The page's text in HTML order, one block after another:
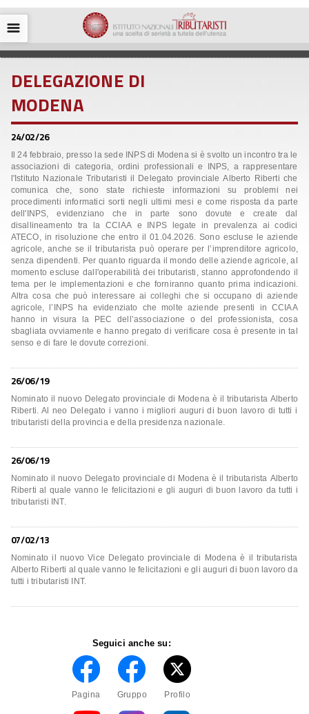
☰
DELEGAZIONE DI
MODENA
24/02/26
Il 24 febbraio, presso la sede INPS di Modena si è svolto un incontro tra le
associazioni di categoria, ordini professionali e INPS, a rappresentare
l'Istituto Nazionale Tributaristi il Delegato provinciale Alberto Riberti che
comunica che, sono state richieste informazioni su problemi nei
procedimenti informatici sorti negli ultimi mesi e come risposta da parte
dell'INPS, evidenziano che in parte sono dovute e create dal
disallineamento tra la CCIAA e INPS legate in prevalenza ai codici
ATECO, in risoluzione che entro il 01.04.2026. Sono escluse le aziende
agricole, anche se il tributarista può operare per l’imprenditore agricolo,
senza dipendenti. Per quanto riguarda il mondo delle aziende agricole, al
momento escluse dall'operabilità dei tributaristi, stanno approfondendo il
tema per le implementazioni e che forniranno quanto prima indicazioni.
Altra cosa che può interessare ai colleghi che si occupano di aziende
agricole, l’INPS ha evidenziato che molte aziende presenti in CCIAA
hanno in visura la PEC dell’associazione o del professionista, cosa
sbagliata ovviamente e hanno pregato di verificare cosa è presente in tal
senso e di fare le dovute correzioni.
26/06/19
Nominato il nuovo Delegato provinciale di Modena è il tributarista Alberto
Riberti. Al neo Delegato i vanno i migliori auguri di buon lavoro di tutti i
tributaristi della provincia e della presidenza nazionale.
26/06/19
Nominato il nuovo Delegato provinciale di Modena è il tributarista Alberto
Riberti al quale vanno le felicitazioni e gli auguri di buon lavoro da tutti i
tributaristi INT.
07/02/13
Nominato il nuovo Vice Delegato provinciale di Modena è il tributarista
Alberto Riberti al quale vanno le felicitazioni e gli auguri di buon lavoro da
tutti i tributaristi INT.
Seguici anche su:
Pagina Gruppo Profilo